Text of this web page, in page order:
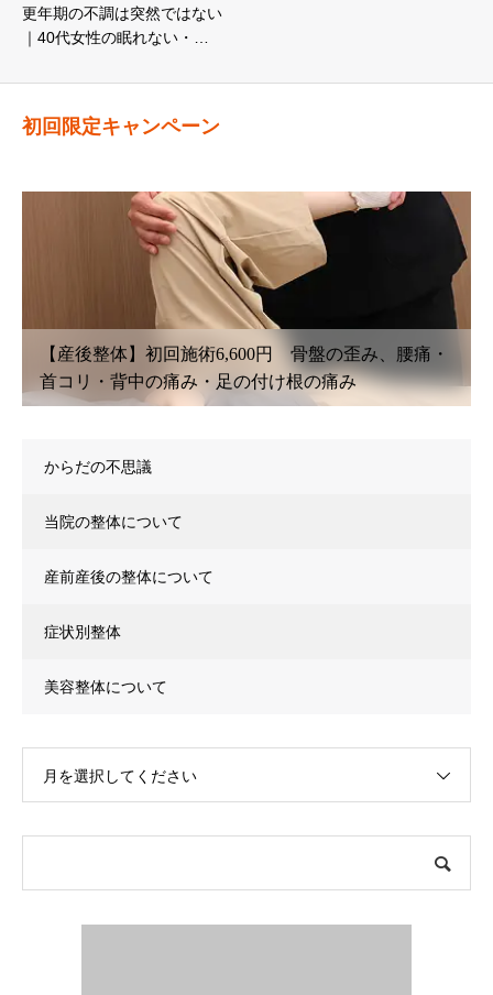
更年期の不調は突然ではない
｜40代女性の眠れない・…
初回限定キャンペーン
腰痛・
【鍼灸初回治療】6,600円〜 腰痛・坐骨神経痛
こり・首こり・頭痛・眼精疲労
からだの不思議
当院の整体について
産前産後の整体について
症状別整体
美容整体について
月を選択してください